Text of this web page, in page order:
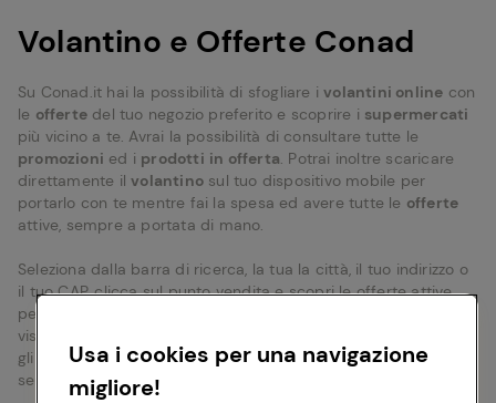
Volantino e Offerte Conad
Su Conad.it hai la possibilità di sfogliare ivolantini online con
le offerte del tuo negozio preferito e scoprire i supermercati
più vicino a te. Avrai la possibilità di consultare tutte le
promozioni ed i prodotti in offerta. Potrai inoltre scaricare
direttamente ilvolantino sul tuo dispositivo mobile per
portarlo con te mentre fai la spesa ed avere tutte le offerte
attive, sempre a portata di mano.
Seleziona dalla barra di ricerca, la tua la città, il tuo indirizzo o
il tuo CAP, clicca sul punto vendita e scopri le offerte attive
per il negozio selezionato. Sulla scheda negozio, potrai
visualizzare i volantini,
gli orari di apertura e chiusura del punto vendita e tutti gli altri
servizi offerti.
Usa i cookies per una navigazione
migliore!